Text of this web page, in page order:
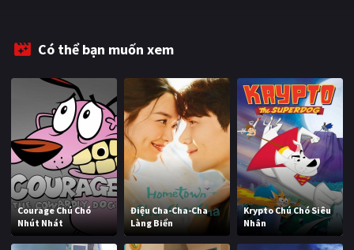
TUYỂN TẬP PHIM
BLOG
Có thể bạn muốn xem
Courage Chú Chó
Nhút Nhát
Điệu Cha-Cha-Cha
Làng Biển
Krypto Chú Chó Siêu
Nhân